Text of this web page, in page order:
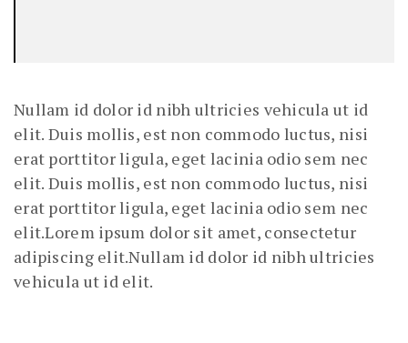
Nullam id dolor id nibh ultricies vehicula ut id
elit. Duis mollis, est non commodo luctus, nisi
erat porttitor ligula, eget lacinia odio sem nec
elit. Duis mollis, est non commodo luctus, nisi
erat porttitor ligula, eget lacinia odio sem nec
elit.Lorem ipsum dolor sit amet, consectetur
adipiscing elit.Nullam id dolor id nibh ultricies
vehicula ut id elit.